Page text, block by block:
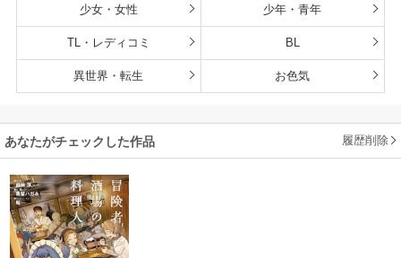
少女・女性 少年・青年
TL・レディコミ BL
異世界・転生 お色気
あなたがチェックした作品 履歴削除